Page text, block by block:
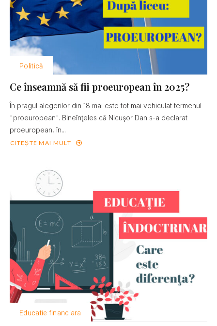
Politică
Ce înseamnă să fii proeuropean în 2025?
În pragul alegerilor din 18 mai este tot mai vehiculat termenul
"proeuropean". Bineînţeles că Nicuşor Dan s-a declarat
proeuropean, în...
CITEȘTE MAI MULT
Educatie financiara